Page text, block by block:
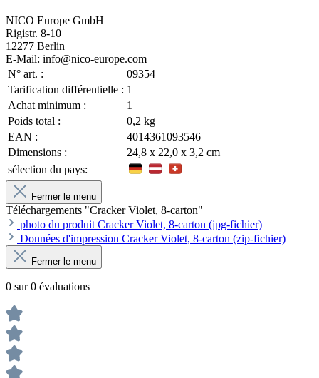
NICO Europe GmbH
Rigistr. 8-10
12277 Berlin
E-Mail: info@nico-europe.com
N° art. :
09354
Tarification différentielle : 1
Achat minimum :
1
Poids total :
0,2 kg
EAN :
4014361093546
Dimensions :
24,8 x 22,0 x 3,2 cm
sélection du pays:
Fermer le menu
Téléchargements "Cracker Violet, 8-carton"
photo du produit Cracker Violet, 8-carton (jpg-fichier)
Données d'impression Cracker Violet, 8-carton (zip-fichier)
Fermer le menu
0 sur 0 évaluations